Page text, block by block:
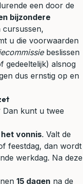
een door de
bijzondere
cursussen,
u die voorwaarden
beslissen
gedeeltelijk) alsnog
dus ernstig op en
Dan kunt u twee
vonnis. Valt de
feestdag, dan wordt
werkdag. Na deze
15 dagen na de